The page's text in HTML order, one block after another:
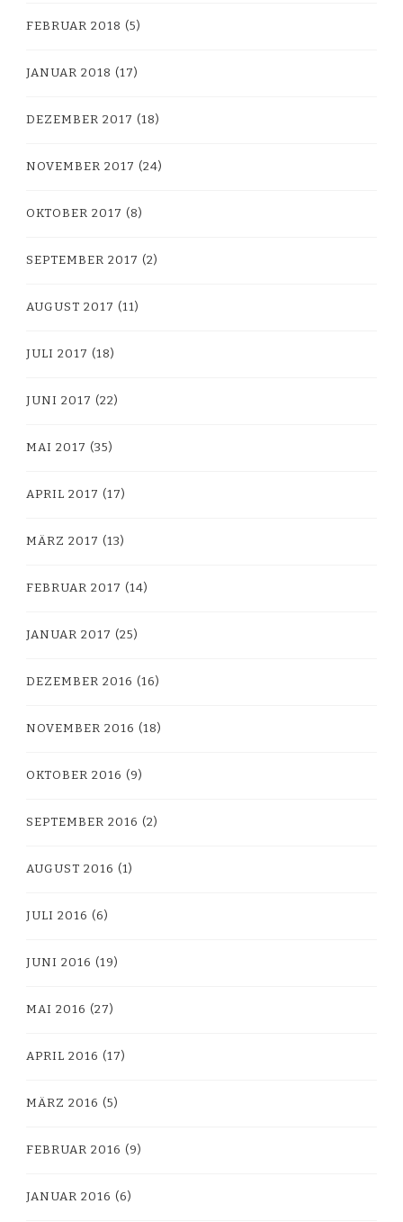
FEBRUAR 2018 (5)
JANUAR 2018 (17)
DEZEMBER 2017 (18)
NOVEMBER 2017 (24)
OKTOBER 2017 (8)
SEPTEMBER 2017 (2)
AUGUST 2017 (11)
JULI 2017 (18)
JUNI 2017 (22)
MAI 2017 (35)
APRIL 2017 (17)
MÄRZ 2017 (13)
FEBRUAR 2017 (14)
JANUAR 2017 (25)
DEZEMBER 2016 (16)
NOVEMBER 2016 (18)
OKTOBER 2016 (9)
SEPTEMBER 2016 (2)
AUGUST 2016 (1)
JULI 2016 (6)
JUNI 2016 (19)
MAI 2016 (27)
APRIL 2016 (17)
MÄRZ 2016 (5)
FEBRUAR 2016 (9)
JANUAR 2016 (6)